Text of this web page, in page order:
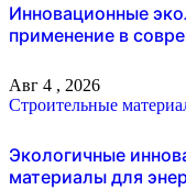
Инновационные
применение в
Авг 4 , 2026
Строительные
Экологичные
материалы для